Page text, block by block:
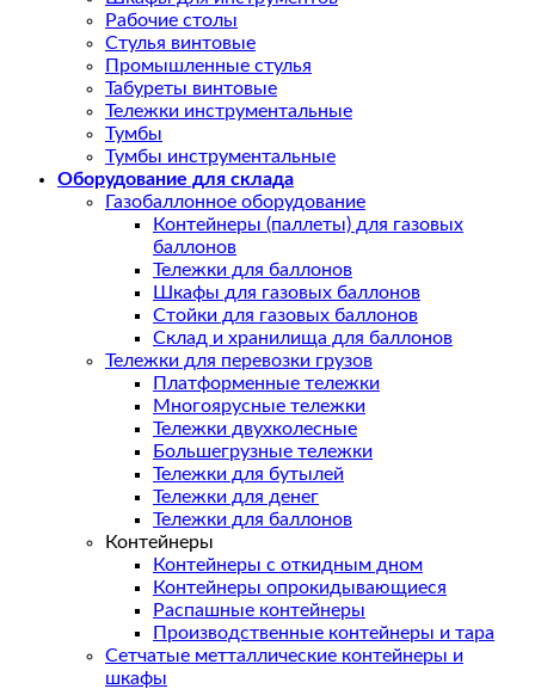
Рабочие столы
Стулья винтовые
Промышленные стулья
Табуреты винтовые
Тележки инструментальные
Тумбы
Тумбы инструментальные
Оборудование для склада
Газобаллонное оборудование
Контейнеры (паллеты) для газовых
баллонов
Тележки для баллонов
Шкафы для газовых баллонов
Стойки для газовых баллонов
Склад и хранилища для баллонов
Тележки для перевозки грузов
Платформенные тележки
Многоярусные тележки
Тележки двухколесные
Большегрузные тележки
Тележки для бутылей
Тележки для денег
Тележки для баллонов
Контейнеры
Контейнеры с откидным дном
Контейнеры опрокидывающиеся
Распашные контейнеры
Производственные контейнеры и тара
Сетчатые метталлические контейнеры и
шкафы